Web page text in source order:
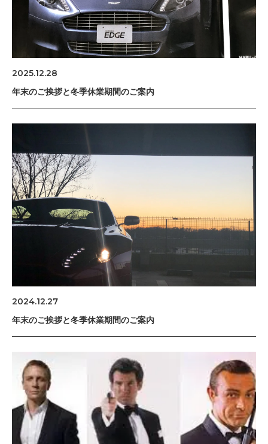
2025.12.28
年末のご挨拶と冬季休業期間のご案内
2024.12.27
年末のご挨拶と冬季休業期間のご案内